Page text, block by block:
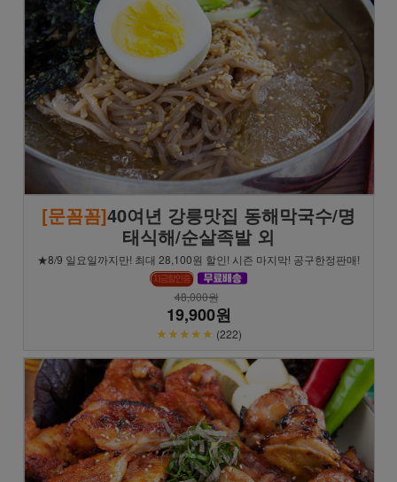
[문꼼꼼]40여년 강릉맛집 동해막국수/명
태식해/순살족발 외
★8/9 일요일까지만! 최대 28,100원 할인! 시즌 마지막! 공구한정판매!
48,000원
19,900원
★★★★★ (222)